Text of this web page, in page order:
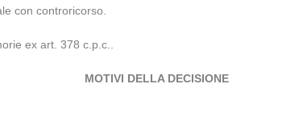
con controricorso.
ex art. 378 c.p.c..
MOTIVI DELLA DECISIONE